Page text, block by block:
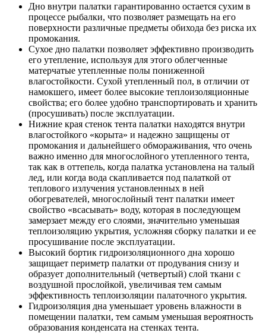
Дно внутри палатки гарантированно остается сухим в
процессе рыбалки, что позволяет размещать на его
поверхности различные предметы обихода без риска их
промокания.
Сухое дно палатки позволяет эффективно производить
его утепление, используя для этого облегченные
матерчатые утепленные полы пониженной
влагостойкости. Сухой утепленный пол, в отличии от
намокшего, имеет более высокие теплоизоляционные
свойства; его более удобно транспортировать и хранить
(просушивать) после эксплуатации.
Нижние края стенок тента палатки находятся внутри
влагостойкого «корыта» и надежно защищены от
промокания и дальнейшего обмораживания, что очень
важно именно для многослойного утепленного тента,
так как в оттепель, когда палатка установлена на талый
лед, или когда вода скапливается под палаткой от
теплового излучения установленных в ней
обогревателей, многослойный тент палатки имеет
свойство «всасывать» воду, которая в последующем
замерзает между его слоями, значительно уменьшая
теплоизоляцию укрытия, усложняя сборку палатки и ее
просушивание после эксплуатации.
Высокий бортик гидроизоляционного дна хорошо
защищает периметр палатки от продувания снизу и
образует дополнительный (четвертый) слой ткани с
воздушной прослойкой, увеличивая тем самым
эффективность теплоизоляции палаточного укрытия.
Гидроизоляция дна уменьшает уровень влажности в
помещении палатки, тем самым уменьшая вероятность
образования конденсата на стенках тента.